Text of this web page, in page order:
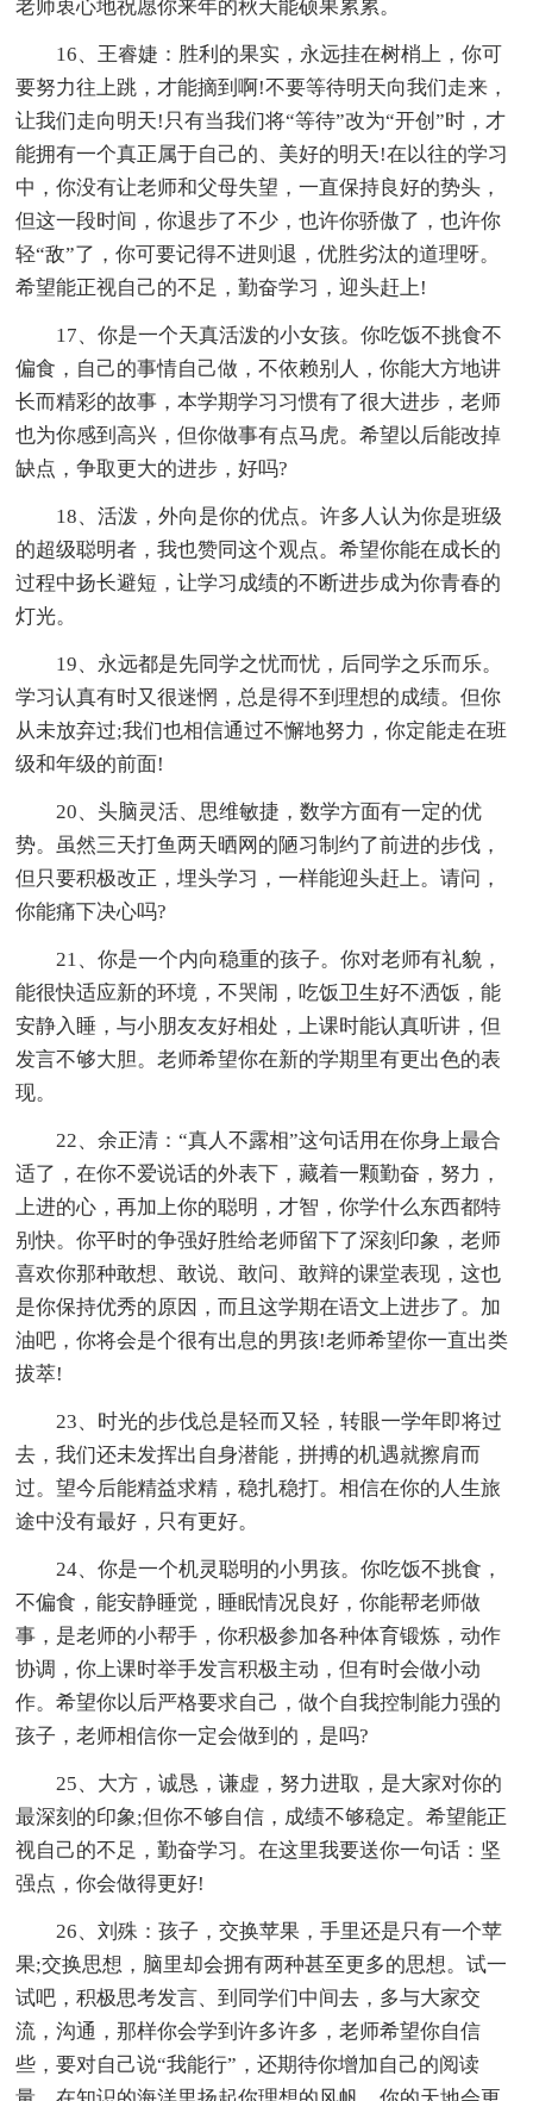
老师衷心地祝愿你来年的秋天能硕果累累。
16、王睿婕：胜利的果实，永远挂在树梢上，你可
要努力往上跳，才能摘到啊!不要等待明天向我们走来，
让我们走向明天!只有当我们将“等待”改为“开创”时，才
能拥有一个真正属于自己的、美好的明天!在以往的学习
中，你没有让老师和父母失望，一直保持良好的势头，
但这一段时间，你退步了不少，也许你骄傲了，也许你
轻“敌”了，你可要记得不进则退，优胜劣汰的道理呀。
希望能正视自己的不足，勤奋学习，迎头赶上!
17、你是一个天真活泼的小女孩。你吃饭不挑食不
偏食，自己的事情自己做，不依赖别人，你能大方地讲
长而精彩的故事，本学期学习习惯有了很大进步，老师
也为你感到高兴，但你做事有点马虎。希望以后能改掉
缺点，争取更大的进步，好吗?
18、活泼，外向是你的优点。许多人认为你是班级
的超级聪明者，我也赞同这个观点。希望你能在成长的
过程中扬长避短，让学习成绩的不断进步成为你青春的
灯光。
19、永远都是先同学之忧而忧，后同学之乐而乐。
学习认真有时又很迷惘，总是得不到理想的成绩。但你
从未放弃过;我们也相信通过不懈地努力，你定能走在班
级和年级的前面!
20、头脑灵活、思维敏捷，数学方面有一定的优
势。虽然三天打鱼两天晒网的陋习制约了前进的步伐，
但只要积极改正，埋头学习，一样能迎头赶上。请问，
你能痛下决心吗?
21、你是一个内向稳重的孩子。你对老师有礼貌，
能很快适应新的环境，不哭闹，吃饭卫生好不洒饭，能
安静入睡，与小朋友友好相处，上课时能认真听讲，但
发言不够大胆。老师希望你在新的学期里有更出色的表
现。
22、余正清：“真人不露相”这句话用在你身上最合
适了，在你不爱说话的外表下，藏着一颗勤奋，努力，
上进的心，再加上你的聪明，才智，你学什么东西都特
别快。你平时的争强好胜给老师留下了深刻印象，老师
喜欢你那种敢想、敢说、敢问、敢辩的课堂表现，这也
是你保持优秀的原因，而且这学期在语文上进步了。加
油吧，你将会是个很有出息的男孩!老师希望你一直出类
拔萃!
23、时光的步伐总是轻而又轻，转眼一学年即将过
去，我们还未发挥出自身潜能，拼搏的机遇就擦肩而
过。望今后能精益求精，稳扎稳打。相信在你的人生旅
途中没有最好，只有更好。
24、你是一个机灵聪明的小男孩。你吃饭不挑食，
不偏食，能安静睡觉，睡眠情况良好，你能帮老师做
事，是老师的小帮手，你积极参加各种体育锻炼，动作
协调，你上课时举手发言积极主动，但有时会做小动
作。希望你以后严格要求自己，做个自我控制能力强的
孩子，老师相信你一定会做到的，是吗?
25、大方，诚恳，谦虚，努力进取，是大家对你的
最深刻的印象;但你不够自信，成绩不够稳定。希望能正
视自己的不足，勤奋学习。在这里我要送你一句话：坚
强点，你会做得更好!
26、刘殊：孩子，交换苹果，手里还是只有一个苹
果;交换思想，脑里却会拥有两种甚至更多的思想。试一
试吧，积极思考发言、到同学们中间去，多与大家交
流，沟通，那样你会学到许多许多，老师希望你自信
些，要对自己说“我能行”，还期待你增加自己的阅读